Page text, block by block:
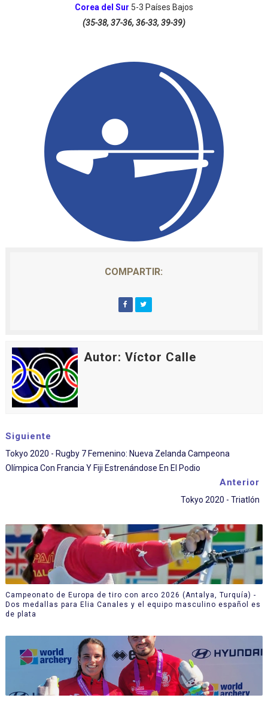
Corea del Sur 5-3 Países Bajos
(35-38, 37-36, 36-33, 39-39)
COMPARTIR:
Autor: Víctor Calle
Siguiente
Tokyo 2020 - Rugby 7 Femenino: Nueva Zelanda Campeona
Olímpica Con Francia Y Fiji Estrenándose En El Podio
Anterior
Tokyo 2020 - Triatlón
Campeonato de Europa de tiro con arco 2026 (Antalya, Turquía) -
Dos medallas para Elia Canales y el equipo masculino español es
de plata